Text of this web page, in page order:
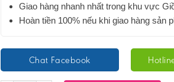
Giao hàng nhanh nhất trong khu vực
Hoàn tiền 100% nếu khi giao hàng sản
Chat Facebook